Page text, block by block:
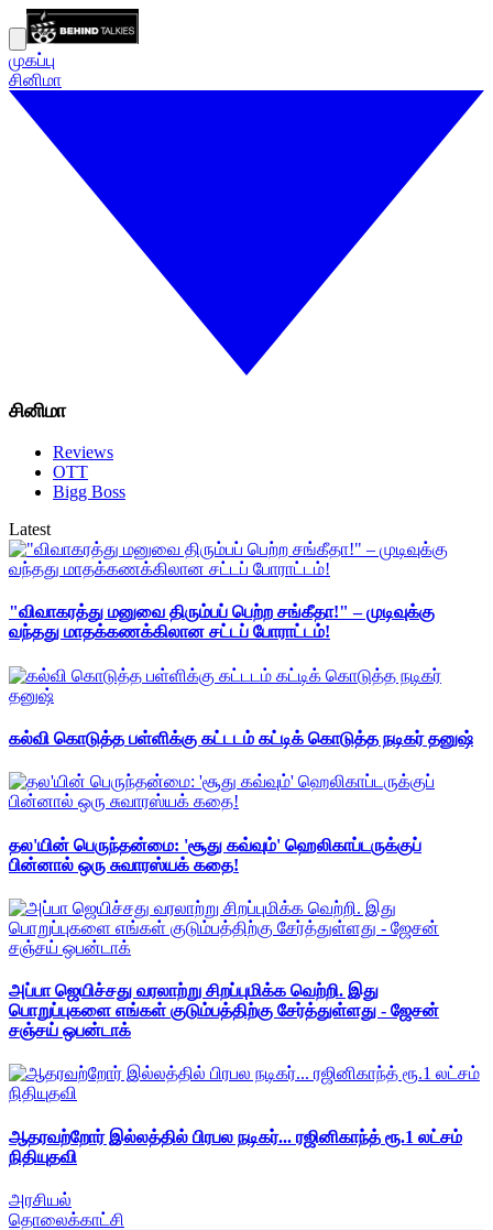
முகப்பு
சினிமா
சினிமா
Reviews
OTT
Bigg Boss
Latest
"விவாகரத்து மனுவை திரும்பப் பெற்ற சங்கீதா!" – முடிவுக்கு
வந்தது மாதக்கணக்கிலான சட்டப் போராட்டம்!
கல்வி கொடுத்த பள்ளிக்கு கட்டடம் கட்டிக் கொடுத்த நடிகர் தனுஷ்
தல'யின் பெருந்தன்மை: 'சூது கவ்வும்' ஹெலிகாப்டருக்குப்
பின்னால் ஒரு சுவாரஸ்யக் கதை!
அப்பா ஜெயிச்சது வரலாற்று சிறப்புமிக்க வெற்றி. இது
பொறுப்புகளை எங்கள் குடும்பத்திற்கு சேர்த்துள்ளது - ஜேசன்
சஞ்சய் ஒபன்டாக்
ஆதரவற்றோர் இல்லத்தில் பிரபல நடிகர்... ரஜினிகாந்த் ரூ.1 லட்சம்
நிதியுதவி
அரசியல்
தொலைக்காட்சி